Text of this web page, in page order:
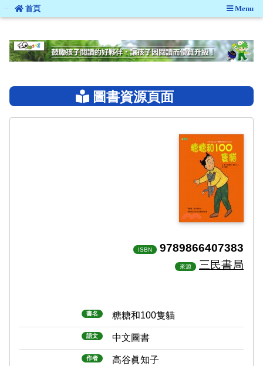
::: 首頁 Menu
圖書資源頁面
ISBN 9789866407383
來源 三民書局
書名 糖糖和100隻貓
語文 中文圖書
作者 高谷眞知子